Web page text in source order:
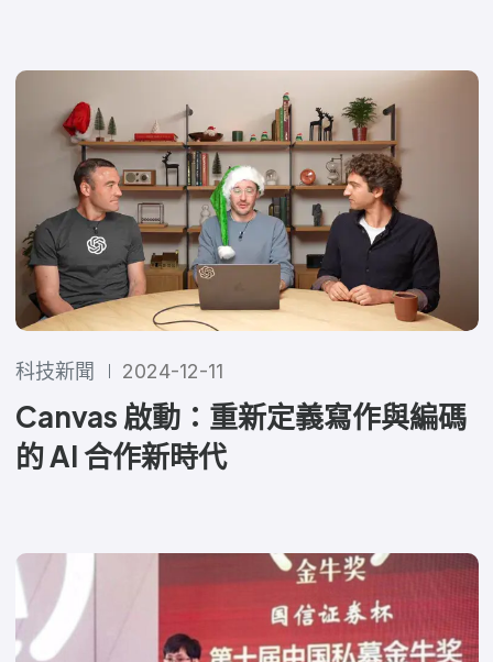
科技新聞 2024-12-11
Canvas 啟動：重新定義寫作與編碼
的 AI 合作新時代